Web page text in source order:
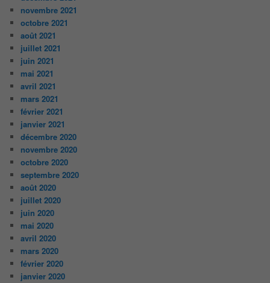
novembre 2021
octobre 2021
août 2021
juillet 2021
juin 2021
mai 2021
avril 2021
mars 2021
février 2021
janvier 2021
décembre 2020
novembre 2020
octobre 2020
septembre 2020
août 2020
juillet 2020
juin 2020
mai 2020
avril 2020
mars 2020
février 2020
janvier 2020